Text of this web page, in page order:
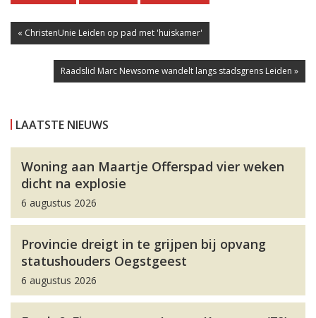
« ChristenUnie Leiden op pad met 'huiskamer'
Raadslid Marc Newsome wandelt langs stadsgrens Leiden »
LAATSTE NIEUWS
Woning aan Maartje Offerspad vier weken
dicht na explosie
6 augustus 2026
Provincie dreigt in te grijpen bij opvang
statushouders Oegstgeest
6 augustus 2026